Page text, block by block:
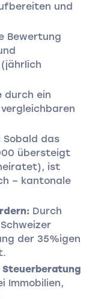
und
Bewertung
durch ein
Sobald das
übersteigt
ist
– kantonale
Durch
der 35%igen
Steuerberatung
Immobilien,